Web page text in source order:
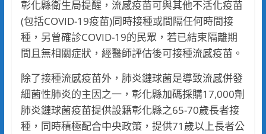
彰化縣衛生局提醒，流感疫苗可與其他不活化疫苗
(包括COVID-19疫苗)同時接種或間隔任何時間接
種，另曾確診COVID-19的民眾，若已結束隔離期
間且無相關症狀，經醫師評估後可接種流感疫苗。
除了接種流感疫苗外，肺炎鏈球菌是導致流感併發
細菌性肺炎的主因之一，彰化縣加碼採購17,000劑
肺炎鏈球菌疫苗提供設籍彰化縣之65-70歲長者接
種，同時積極配合中央政策，提供71歲以上長者公